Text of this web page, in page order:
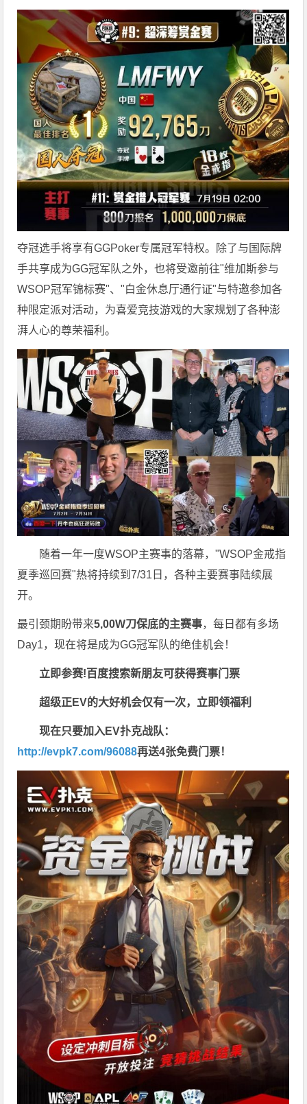
夺冠选手将享有GGPoker专属冠军特权。除了与国际牌
手共享成为GG冠军队之外，也将受邀前往"维加斯参与
WSOP冠军锦标赛"、"白金休息厅通行证"与特邀参加各
种限定派对活动，为喜爱竞技游戏的大家规划了各种澎
湃人心的尊荣福利。
随着一年一度WSOP主赛事的落幕，"WSOP金戒指
夏季巡回赛"热将持续到7/31日，各种主要赛事陆续展
开。
最引颈期盼带来5,00W刀保底的主赛事，每日都有多场
Day1，现在将是成为GG冠军队的绝佳机会！
立即参赛!百度搜索新朋友可获得赛事门票
超级正EV的大好机会仅有一次，立即领福利
现在只要加入EV扑克战队：
http://evpk7.com/96088再送4张免费门票！